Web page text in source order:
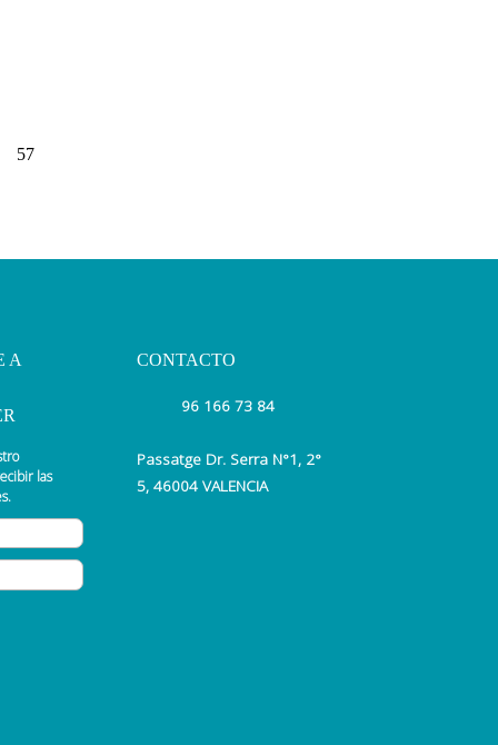
57
A
las
CONTACTO
96 166 73 84
Passatge Dr. Serra N°1, 2°
5, 46004 VALENCIA